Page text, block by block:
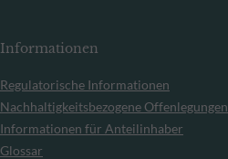
Informationen
Regulatorische Informationen
Nachhaltigkeitsbezogene Offenlegungen
Informationen für Anteilinhaber
Glossar